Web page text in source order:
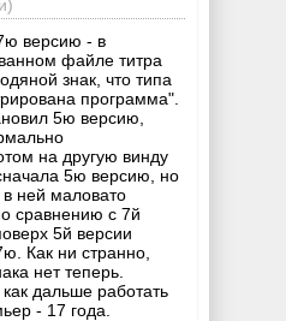
версию - в
файле титра
знак, что типа
программа".
5ю версию,
на другую винду
5ю версию, но
в ней маловато
сравнению с 7й
5й версии
Как ни странно,
нет теперь.
дальше работать
- 17 года.